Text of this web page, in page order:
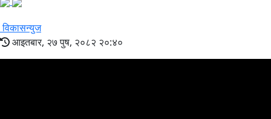
विकासन्युज
आइतबार, २७ पुष, २०८२ २०:४०